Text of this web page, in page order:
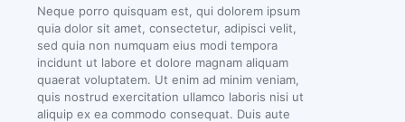
Neque porro quisquam est, qui dolorem ipsum
quia dolor sit amet, consectetur, adipisci velit,
sed quia non numquam eius modi tempora
incidunt ut labore et dolore magnam aliquam
quaerat voluptatem. Ut enim ad minim veniam,
quis nostrud exercitation ullamco laboris nisi ut
aliquip ex ea commodo consequat. Duis aute